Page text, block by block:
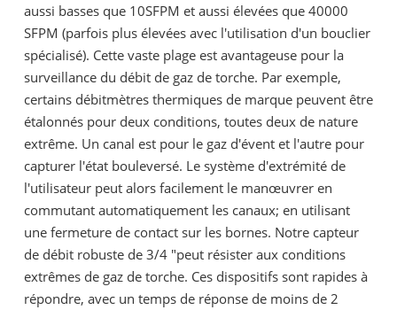
aussi basses que 10SFPM et aussi élevées que 40000
SFPM (parfois plus élevées avec l'utilisation d'un bouclier
spécialisé). Cette vaste plage est avantageuse pour la
surveillance du débit de gaz de torche. Par exemple,
certains débitmètres thermiques de marque peuvent être
étalonnés pour deux conditions, toutes deux de nature
extrême. Un canal est pour le gaz d'évent et l'autre pour
capturer l'état bouleversé. Le système d'extrémité de
l'utilisateur peut alors facilement le manœuvrer en
commutant automatiquement les canaux; en utilisant
une fermeture de contact sur les bornes. Notre capteur
de débit robuste de 3/4 "peut résister aux conditions
extrêmes de gaz de torche. Ces dispositifs sont rapides à
répondre, avec un temps de réponse de moins de 2